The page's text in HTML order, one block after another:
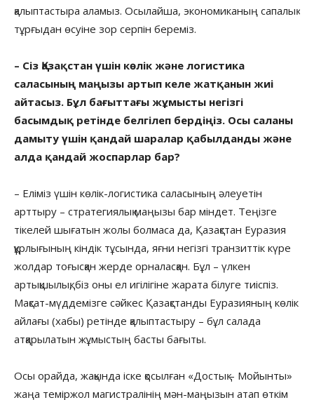
қалыптастыра аламыз. Осылайша, экономиканың сапалық
тұрғыдан өсуіне зор серпін береміз.
– Сіз Қазақстан үшін көлік және логистика
саласының маңызы артып келе жатқанын жиі
айтасыз. Бұл бағыттағы жұмысты негізгі
басымдық ретінде белгілеп бердіңіз. Осы саланы
дамыту үшін қандай шаралар қабылданды және
алда қандай жоспарлар бар?
– Еліміз үшін көлік-логистика саласының әлеуетін
арттыру – стратегиялық маңызы бар міндет. Теңізге
тікелей шығатын жолы болмаса да, Қазақстан Еуразия
құрлығының кіндік тұсында, яғни негізгі транзиттік күре
жолдар тоғысқан жерде орналасқан. Бұл – үлкен
артықшылық, біз оны ел игілігіне жарата білуге тиіспіз.
Мақсат-мүддемізге сәйкес Қазақстанды Еуразияның көлік
айлағы (хабы) ретінде қалыптастыру – бұл салада
атқарылатын жұмыстың басты бағыты.
Осы орайда, жақында іске қосылған «Достық – Мойынты»
жаңа теміржол магистралінің мән-маңызын атап өткім